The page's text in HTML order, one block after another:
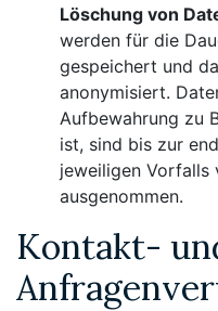
Löschung von
werden für die
gespeichert und
anonymisiert.
Aufbewahrung zu
ist, sind bis zur
jeweiligen Vorfalls
ausgenommen.
Kontakt-